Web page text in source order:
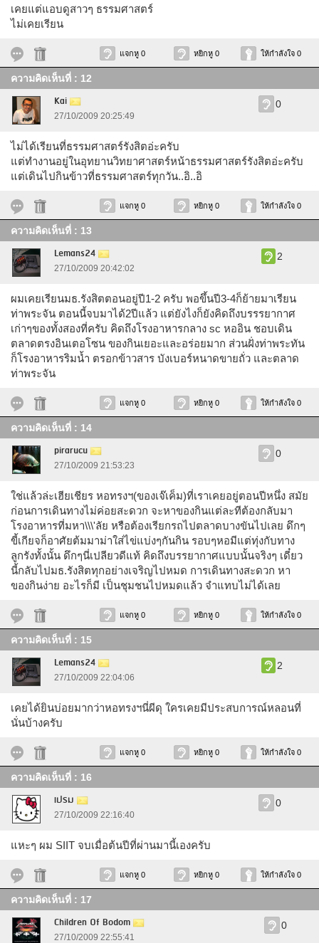
เคยแต่แอบดูสาวๆ ธรรมศาสตร์
ไม่เคยเรียน
แจกหู 0 หยิกหู 0 ให้กำลังใจ 0
ความคิดเห็นที่ : 12
Kai
27/10/2009 20:25:49
0
ไม่ได้เรียนที่ธรรมศาสตร์รังสิตอ่ะครับ
แต่ทำงานอยู่ในอุทยานวิทยาศาสตร์หน้าธรรมศาสตร์รังสิตอ่ะครับ
แต่เดินไปกินข้าวที่ธรรมศาสตร์ทุกวัน..อิ..อิ
แจกหู 0 หยิกหู 0 ให้กำลังใจ 0
ความคิดเห็นที่ : 13
Lemans24
27/10/2009 20:42:02
2
ผมเคยเรียนมธ.รังสิตตอนอยู่ปี1-2 ครับ พอขึ้นปี3-4ก็ย้ายมาเรียน
ท่าพระจัน ตอนนี้จบมาได้2ปีแล้ว แต่ยังไงก็ยังคิดถึงบรรรยากาศ
เก่าๆของทั้งสองที่ครับ คิดถึงโรงอาหารกลาง sc หออิน ชอบเดิน
ตลาดตรงอินเตอโซน ของกินเยอะและอร่อยมาก ส่วนฝั่งท่าพระทัน
ก็โรงอาหารริมน้ำ ตรอกข้าวสาร บังเบอร์หนาดขายถั่ว และตลาด
ท่าพระจัน
แจกหู 0 หยิกหู 0 ให้กำลังใจ 0
ความคิดเห็นที่ : 14
pirarucu
27/10/2009 21:53:23
0
ใช่แล้วล่ะเฮียเชียร หอทรงฯ(ของเจ๊เค็ม)ที่เราเคยอยู่ตอนปีหนึ่ง สมัย
ก่อนการเดินทางไม่ค่อยสะดวก จะหาของกินแต่ละทีต้องกลับมา
โรงอาหารที่มหา\\\'ลัย หรือต้องเรียกรถไปตลาดบางขันไปเลย ดึกๆ
ขี้เกียจก็อาศัยต้มมาม่าใส่ไข่แบ่งๆกันกิน รอบๆหอมีแต่ทุ่งกับทาง
ลูกรังทั้งนั้น ดึกๆนี่เปลียวดีแท้ คิดถึงบรรยากาศแบบนั้นจริงๆ เดี๋ยว
นี้กลับไปมธ.รังสิตทุกอย่างเจริญไปหมด การเดินทางสะดวก หา
ของกินง่าย อะไรก็มี เป็นชุมชนไปหมดแล้ว จำแทบไม่ได้เลย
แจกหู 0 หยิกหู 0 ให้กำลังใจ 0
ความคิดเห็นที่ : 15
Lemans24
27/10/2009 22:04:06
2
เคยได้ยินบ่อยมากว่าหอทรงฯนี่ผีดุ ใครเคยมีประสบการณ์หลอนที่
นั่นบ้างครับ
แจกหู 0 หยิกหู 0 ให้กำลังใจ 0
ความคิดเห็นที่ : 16
เปรม
27/10/2009 22:16:40
0
แหะๆ ผม SIIT จบเมื่อต้นปีที่ผ่านมานี้เองครับ
แจกหู 0 หยิกหู 0 ให้กำลังใจ 0
ความคิดเห็นที่ : 17
Children Of Bodom
27/10/2009 22:55:41
0